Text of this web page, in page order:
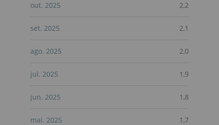
out. 2025 2,2
set. 2025 2,1
ago. 2025 2,0
jul. 2025 1,9
jun. 2025 1,8
mai. 2025 1,7